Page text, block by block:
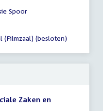
Spoor
(Filmzaal) (besloten)
Zaken en